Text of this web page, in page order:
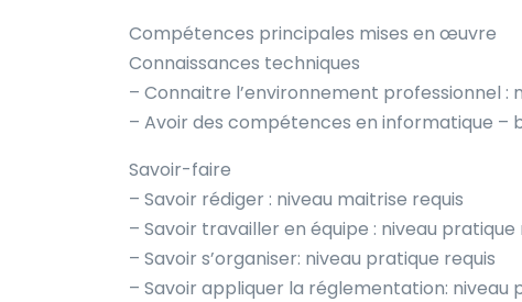
Compétences principales mises en œuvre
Connaissances techniques
– Connaitre l’environnement professionnel :
– Avoir des compétences en informatique –
Savoir-faire
– Savoir rédiger : niveau maitrise requis
– Savoir travailler en équipe : niveau pratique
– Savoir s’organiser: niveau pratique requis
– Savoir appliquer la réglementation: niveau